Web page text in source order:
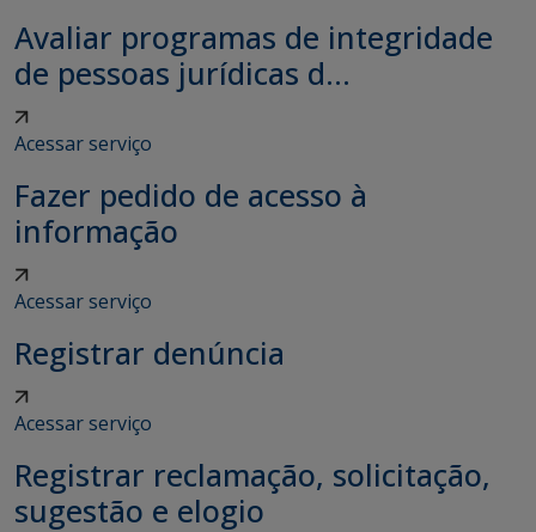
Avaliar programas de integridade
de pessoas jurídicas d...
Acessar serviço
Fazer pedido de acesso à
informação
Acessar serviço
Registrar denúncia
Acessar serviço
Registrar reclamação, solicitação,
sugestão e elogio